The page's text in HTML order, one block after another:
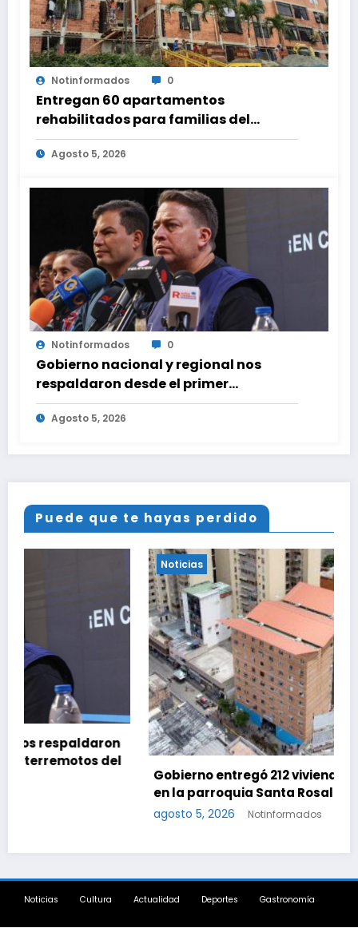
Notinformados 0
Entregan 60 apartamentos
rehabilitados para familias del
urbanismo Ana Victoria en La Guaira
Agosto 5, 2026
Notinformados 0
Gobierno nacional y regional nos
respaldaron desde el primer
momento tras terremotos del 24J
Agosto 5, 2026
Puede que te hayas perdido
Gobierno entregó 212 viviendas rehabilitadas
en la parroquia Santa Rosalía de Caracas
Notinformados
Noticias Cultura Actualidad Deportes Gastronomía